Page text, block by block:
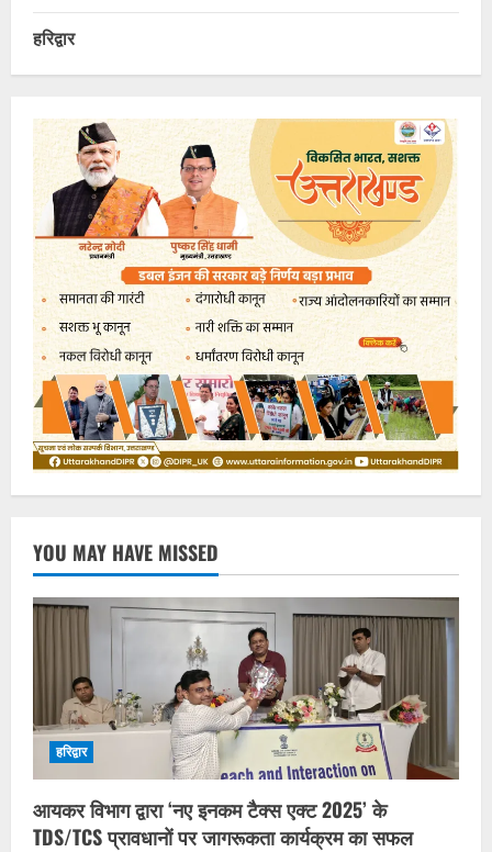
हरिद्वार
YOU MAY HAVE MISSED
हरिद्वार
आयकर विभाग द्वारा ‘नए इनकम टैक्स एक्ट 2025’ के
TDS/TCS प्रावधानों पर जागरूकता कार्यक्रम का सफल